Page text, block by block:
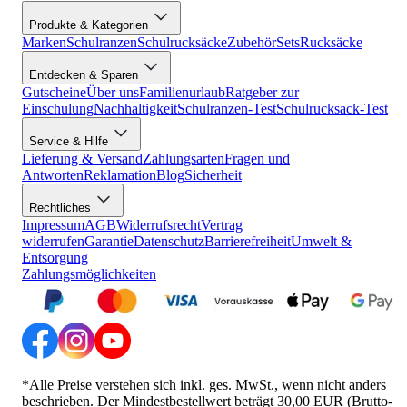
Produkte & Kategorien
MarkenSchulranzenSchulrucksäckeZubehörSetsRucksäcke
Entdecken & Sparen
GutscheineÜber unsFamilienurlaubRatgeber zur
EinschulungNachhaltigkeitSchulranzen-TestSchulrucksack-Test
Service & Hilfe
Lieferung & VersandZahlungsartenFragen und
AntwortenReklamationBlogSicherheit
Rechtliches
ImpressumAGBWiderrufsrechtVertrag
widerrufenGarantieDatenschutzBarrierefreiheitUmwelt &
Entsorgung
Zahlungsmöglichkeiten
*Alle Preise verstehen sich inkl. ges. MwSt., wenn nicht anders
beschrieben. Der Mindestbestellwert beträgt 30,00 EUR (Brutto-